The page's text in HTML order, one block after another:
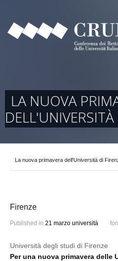
LA NUOVA
La nuova primavera dell'Università di
Firenze
Published in 21 marzo università
Università degli studi di Firenze
Per una nuova primavera delle